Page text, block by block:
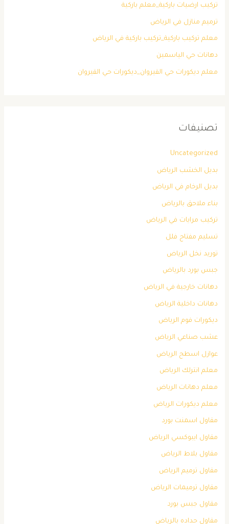
تركيب ارضيات باركية_معلم باركية
ترميم منازل في الرياض
معلم تركيب باركية_تركيب باركية في الرياض
دهانات حي الياسمين
معلم ديكورات حي القيروان_ديكورات حي القيروان
تصنيفات
Uncategorized
بديل الخشب الرياض
بديل الرخام في الرياض
بناء ملاحق بالرياض
تركيب مرايات في الرياض
تسليم مفتاح فلل
توريد نخل الرياض
جبس بورد بالرياض
دهانات خارجية في الرياض
دهانات داخلية الرياض
ديكورات فوم الرياض
عشب صناعي الرياض
عوازل اسطح الرياض
معلم انترلك الرياض
معلم دهانات الرياض
معلم ديكورات الرياض
مقاول اسمنت بورد
مقاول ايبوكسي الرياض
مقاول بلاط الرياض
مقاول ترميم الرياض
مقاول ترميمات الرياض
مقاول جبس بورد
مقاول حداده بالرياض